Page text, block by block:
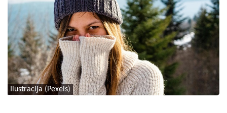
Ilustracija (Pexels)